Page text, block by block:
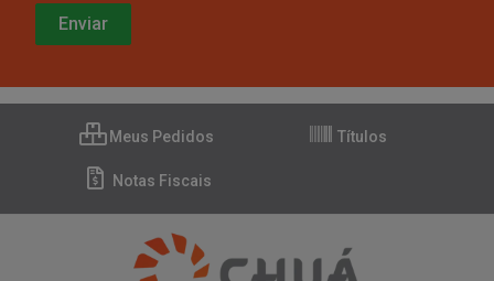
Meus Pedidos Títulos
Notas Fiscais